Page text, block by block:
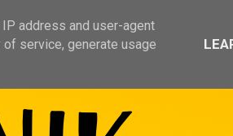
address and user-agent
service, generate usage